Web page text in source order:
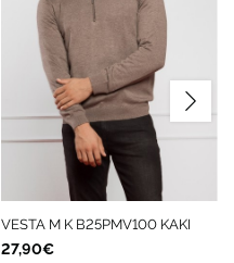
VESTA M K B25PMV100 KAKI
27,90€